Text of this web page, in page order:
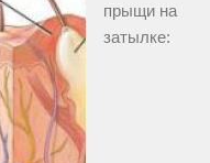
прыщи на
затылке: